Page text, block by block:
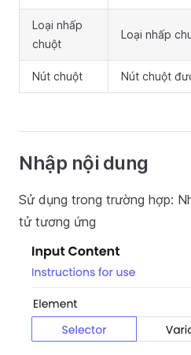
Loại nhấp
chuột
Loại nhấp
Nút chuột Nút chuột
Nhập nội dung
Sử dụng trong trường hợp:
tử tương ứng